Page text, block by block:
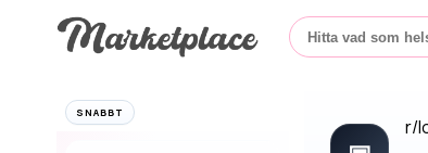
SNABBT
r/